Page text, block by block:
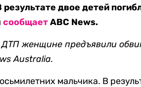
двое детей
сообщаетABC News.
женщине предъявили
Australia.
мальчика. В